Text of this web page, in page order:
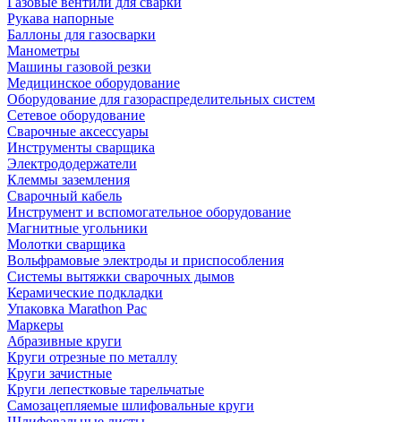
Рукава напорные
Баллоны для газосварки
Манометры
Машины газовой резки
Медицинское оборудование
Оборудование для газораспределительных систем
Сетевое оборудование
Сварочные аксессуары
Инструменты сварщика
Электрододержатели
Клеммы заземления
Сварочный кабель
Инструмент и вспомогательное оборудование
Магнитные угольники
Молотки сварщика
Вольфрамовые электроды и приспособления
Системы вытяжки сварочных дымов
Керамические подкладки
Упаковка Marathon Pac
Маркеры
Абразивные круги
Круги отрезные по металлу
Круги зачистные
Круги лепестковые тарельчатые
Самозацепляемые шлифовальные круги